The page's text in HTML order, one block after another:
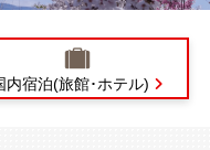
内宿泊(旅館･ホテル)